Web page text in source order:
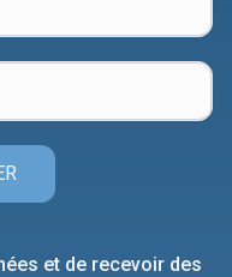
et de recevoir des